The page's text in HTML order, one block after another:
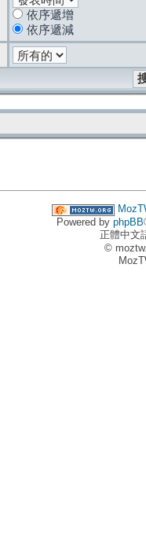
依序遞增
依序遞減
Powered by phpBB
正體中文
©